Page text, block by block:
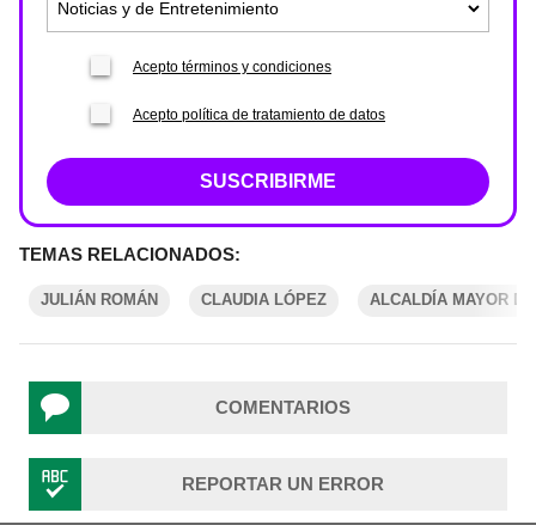
Acepto términos y condiciones
Acepto política de tratamiento de datos
SUSCRIBIRME
TEMAS RELACIONADOS:
JULIÁN ROMÁN CLAUDIA LÓPEZ ALCALDÍA MAYOR
COMENTARIOS
REPORTAR UN ERROR